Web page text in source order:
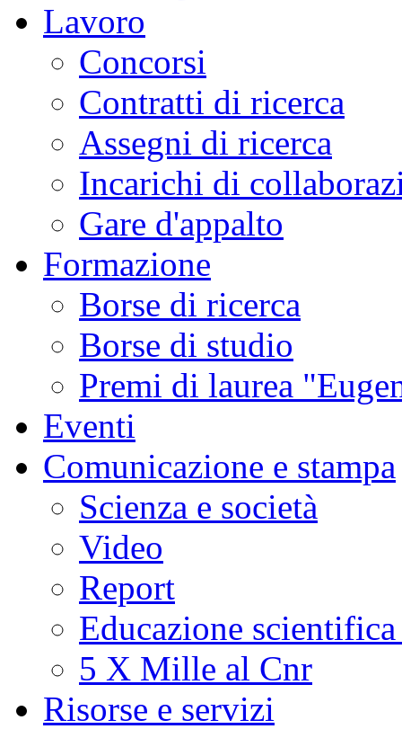
Lavoro
Concorsi
Contratti di ricerca
Assegni di ricerca
Incarichi di
Gare d'appalto
Formazione
Borse di ricerca
Borse di studio
Premi di laurea
Eventi
Comunicazione e stampa
Scienza e società
Video
Report
Educazione
5 X Mille al Cnr
Risorse e servizi